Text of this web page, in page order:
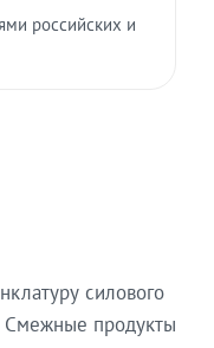
российских и
силового
Смежные продукты